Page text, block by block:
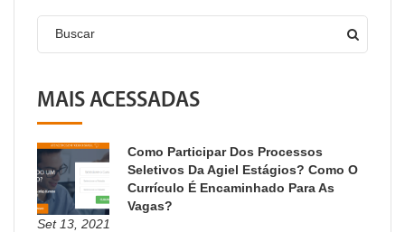
Buscar
MAIS ACESSADAS
Como Participar Dos Processos
Seletivos Da Agiel Estágios? Como O
Currículo É Encaminhado Para As
Vagas?
Set 13, 2021